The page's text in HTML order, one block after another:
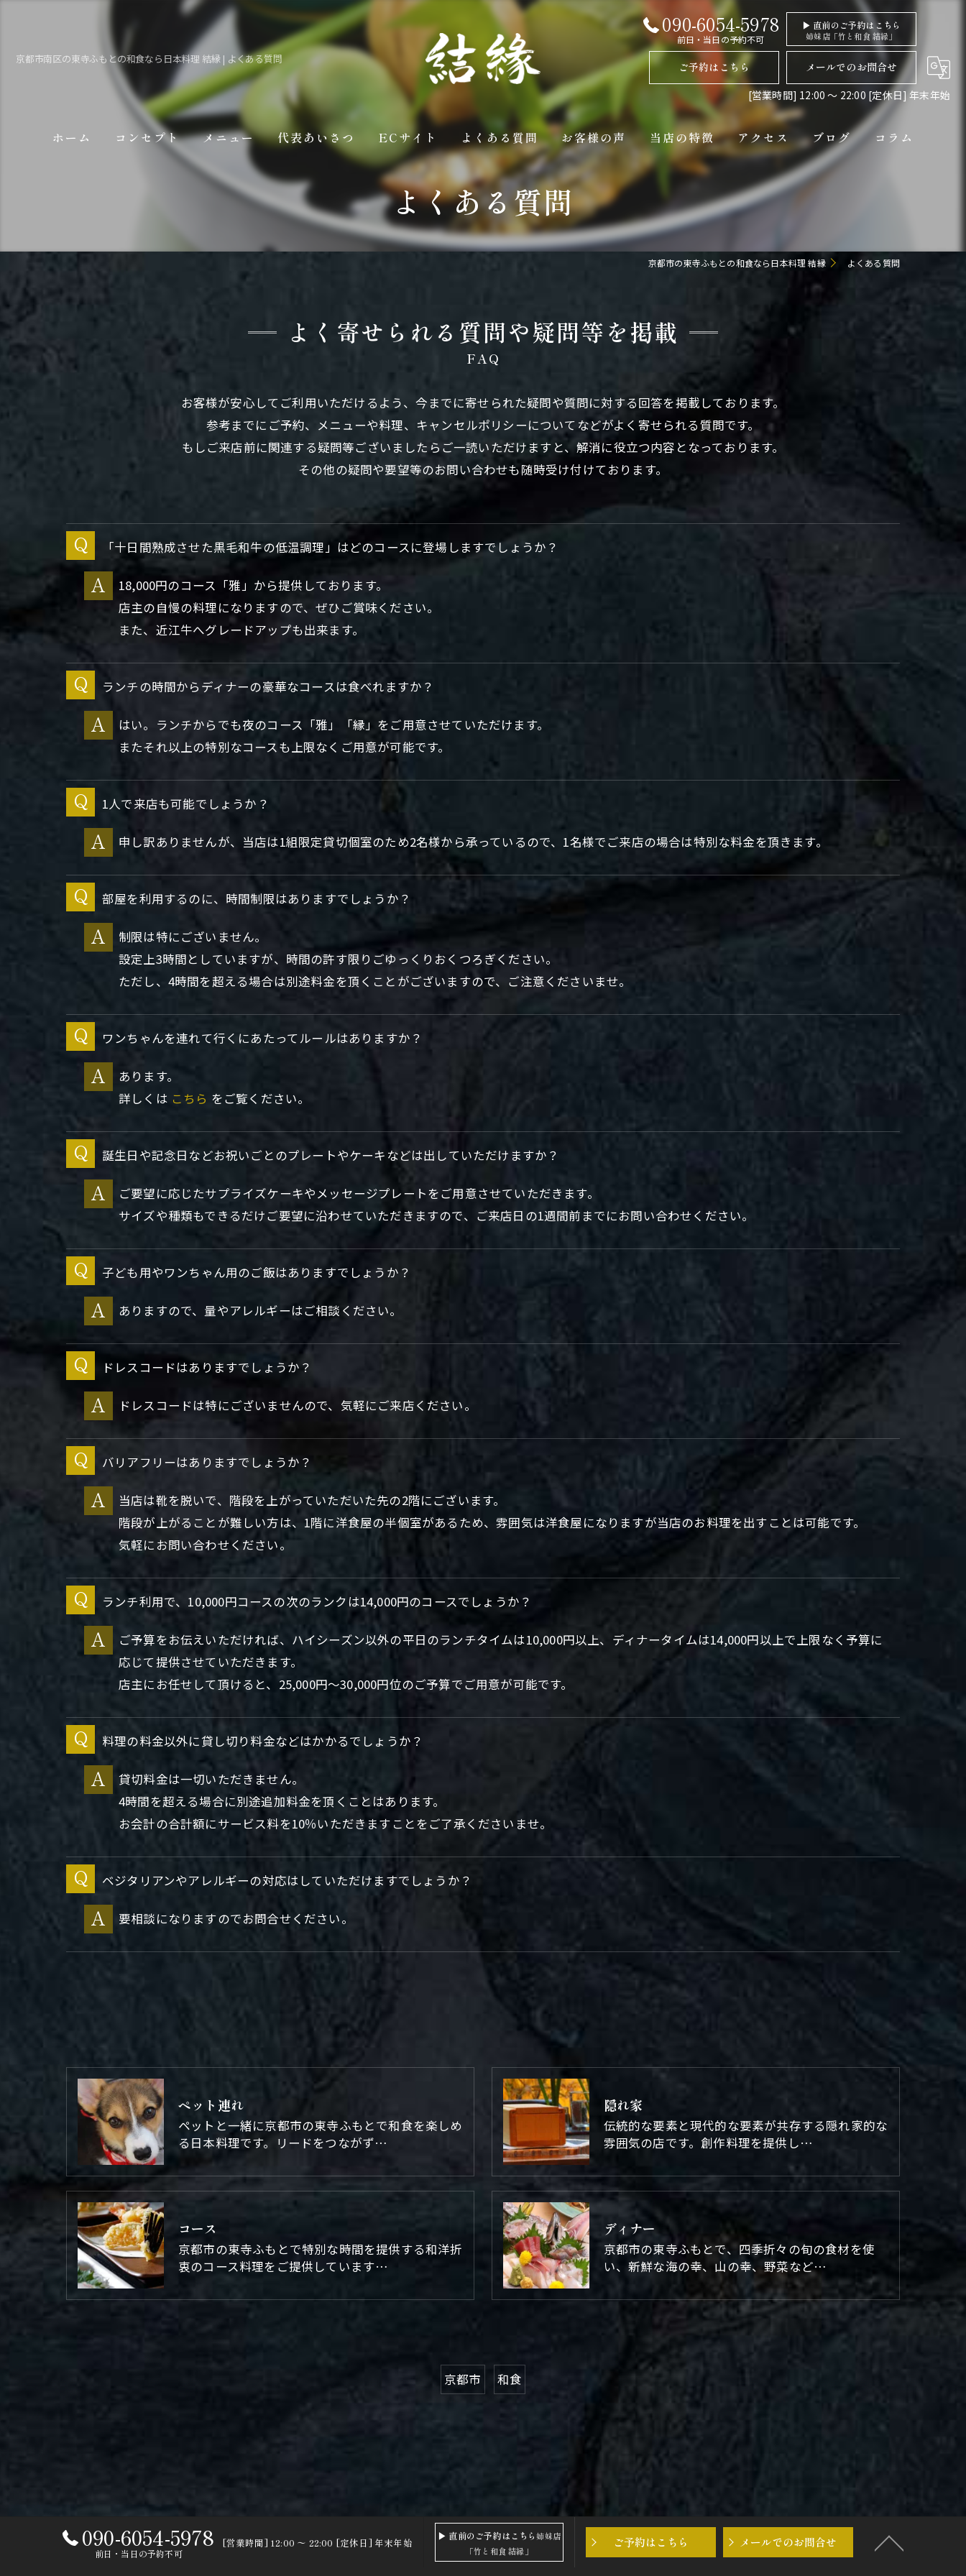
京都市南区の東寺ふもとの和食なら日本料理 結縁 | よくある質問
090-6054-5978
前日・当日の予約不可
▶ 直前のご予約はこちら
姉妹店「竹と和食 結縁」
ご予約はこちら
メールでのお問合せ
[営業時間] 12:00 〜 22:00 [定休日] 年末年始
ホーム コンセプト メニュー
ギャラリー
代表あいさつ ECサイト よくある質問 お客様の声 当店の特徴
コース
ペット連れ
貸切
アクセス ブログ コラム
よくある質問
京都市の東寺ふもとの和食なら日本料理 結縁 よくある質問
よく寄せられる質問や疑問等を掲載
FAQ
お客様が安心してご利用いただけるよう、今までに寄せられた疑問や質問に対する回答を掲載しております。
参考までにご予約、メニューや料理、キャンセルポリシーについてなどがよく寄せられる質問です。
もしご来店前に関連する疑問等ございましたらご一読いただけますと、解消に役立つ内容となっております。
その他の疑問や要望等のお問い合わせも随時受け付けております。
「十日間熟成させた黒毛和牛の低温調理」はどのコースに登場しますでしょうか？
18,000円のコース「雅」から提供しております。
店主の自慢の料理になりますので、ぜひご賞味ください。
また、近江牛へグレードアップも出来ます。
ランチの時間からディナーの豪華なコースは食べれますか？
はい。ランチからでも夜のコース「雅」「縁」をご用意させていただけます。
またそれ以上の特別なコースも上限なくご用意が可能です。
1人で来店も可能でしょうか？
申し訳ありませんが、当店は1組限定貸切個室のため2名様から承っているので、1名様でご来店の場合は特別な料金を頂きます。
部屋を利用するのに、時間制限はありますでしょうか？
制限は特にございません。
設定上3時間としていますが、時間の許す限りごゆっくりおくつろぎください。
ただし、4時間を超える場合は別途料金を頂くことがございますので、ご注意くださいませ。
ワンちゃんを連れて行くにあたってルールはありますか？
あります。
詳しくは こちら をご覧ください。
誕生日や記念日などお祝いごとのプレートやケーキなどは出していただけますか？
ご要望に応じたサプライズケーキやメッセージプレートをご用意させていただきます。
サイズや種類もできるだけご要望に沿わせていただきますので、ご来店日の1週間前までにお問い合わせください。
子ども用やワンちゃん用のご飯はありますでしょうか？
ありますので、量やアレルギーはご相談ください。
ドレスコードはありますでしょうか？
ドレスコードは特にございませんので、気軽にご来店ください。
バリアフリーはありますでしょうか？
当店は靴を脱いで、階段を上がっていただいた先の2階にございます。
階段が上がることが難しい方は、1階に洋食屋の半個室があるため、雰囲気は洋食屋になりますが当店のお料理を出すことは可能です。
気軽にお問い合わせください。
ランチ利用で、10,000円コースの次のランクは14,000円のコースでしょうか？
ご予算をお伝えいただければ、ハイシーズン以外の平日のランチタイムは10,000円以上、ディナータイムは14,000円以上で上限なく予算に
応じて提供させていただきます。
店主にお任せして頂けると、25,000円～30,000円位のご予算でご用意が可能です。
料理の料金以外に貸し切り料金などはかかるでしょうか？
貸切料金は一切いただきません。
4時間を超える場合に別途追加料金を頂くことはあります。
お会計の合計額にサービス料を10％いただきますことをご了承くださいませ。
ベジタリアンやアレルギーの対応はしていただけますでしょうか？
要相談になりますのでお問合せください。
ペット連れ
ペットと一緒に京都市の東寺ふもとで和食を楽しめ
る日本料理です。リードをつながず…
隠れ家
伝統的な要素と現代的な要素が共存する隠れ家的な
雰囲気の店です。創作料理を提供し…
コース
京都市の東寺ふもとで特別な時間を提供する和洋折
衷のコース料理をご提供しています…
ディナー
京都市の東寺ふもとで、四季折々の旬の食材を使
い、新鮮な海の幸、山の幸、野菜など…
京都市 和食
090-6054-5978
前日・当日の予約不可
[営業時間] 12:00 〜 22:00 [定休日] 年末年始 ▶ 直前のご予約はこちら姉妹店
「竹と和食 結縁」
ご予約はこちら メールでのお問合せ